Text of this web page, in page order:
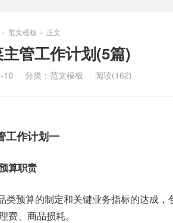
> 范文模板 > 正文
管工作计划(5篇)
10 分类： 范文模板 阅读(162)
工作计划一
算职责
类预算的制定和关键业务指标的达成
费、商品损耗。